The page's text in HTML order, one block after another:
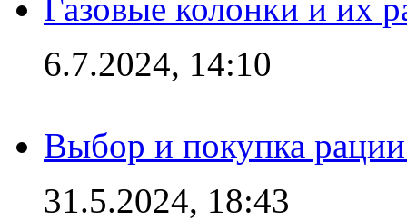
Газовые колонки и их
6.7.2024, 14:10
Выбор и покупка
31.5.2024, 18:43